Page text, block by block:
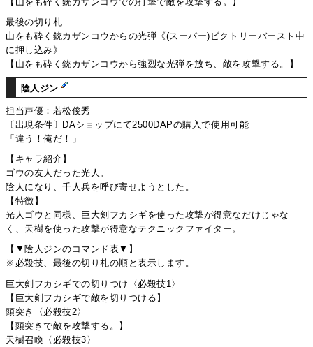
最後の切り札
山をも砕く銃カザンコウからの光弾《(スーパー)ビクトリーバースト中
に押し込み》
【山をも砕く銃カザンコウから強烈な光弾を放ち、敵を攻撃する。】
陰人ジン
担当声優：若松俊秀
〔出現条件〕DAショップにて2500DAPの購入で使用可能
「違う！俺だ！」
【キャラ紹介】
ゴウの友人だった光人。
陰人になり、千人兵を呼び寄せようとした。
【特徴】
光人ゴウと同様、巨大剣フカシギを使った攻撃が得意なだけじゃな
く、天樹を使った攻撃が得意なテクニックファイター。
【▼陰人ジンのコマンド表▼】
※必殺技、最後の切り札の順と表示します。
巨大剣フカシギでの切りつけ〈必殺技1〉
【巨大剣フカシギで敵を切りつける】
頭突き〈必殺技2〉
【頭突きで敵を攻撃する。】
天樹召喚〈必殺技3〉